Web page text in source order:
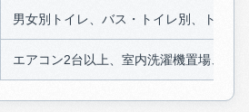
男女別トイレ、バス・トイレ別、トイレ
エアコン2台以上、室内洗濯機置場、給